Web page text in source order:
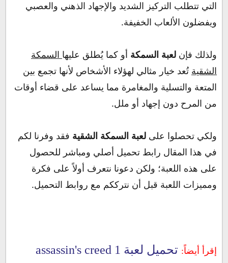
التي تتطلب التركيز الشديد والإجهاد الذهني والعصبي
ويفضلون الألعاب الخفيفة.
ولذلك فإن لعبة السمكة أو كما يُطلق عليها السمكة
الشقية تُعد خيار مثالي لهؤلاء الأشخاص لأنها تجمع بين
المتعة والتسلية والمغامرة مما يساعد على قضاء أوقات
من المرح دون إجهاد أو ملل.
ولكي تحصلوا على لعبة السمكة الشقية فقد وفرنا لكم
في هذا المقال رابط تحميل أصلي ومباشر للحصول
على هذه اللعبة؛ ولكن دعونا نتعرف أولاً على فكرة
ومميزات اللعبة قبل أن نترككم مع روابط التحميل.
إقرأ أيضاً:
تحميل لعبة assassin's creed 1